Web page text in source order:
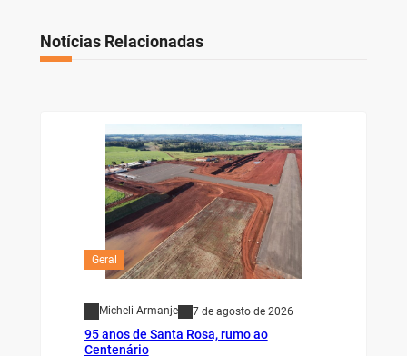
Notícias Relacionadas
Geral
Micheli Armanje 7 de agosto de 2026
95 anos de Santa Rosa, rumo ao
Centenário